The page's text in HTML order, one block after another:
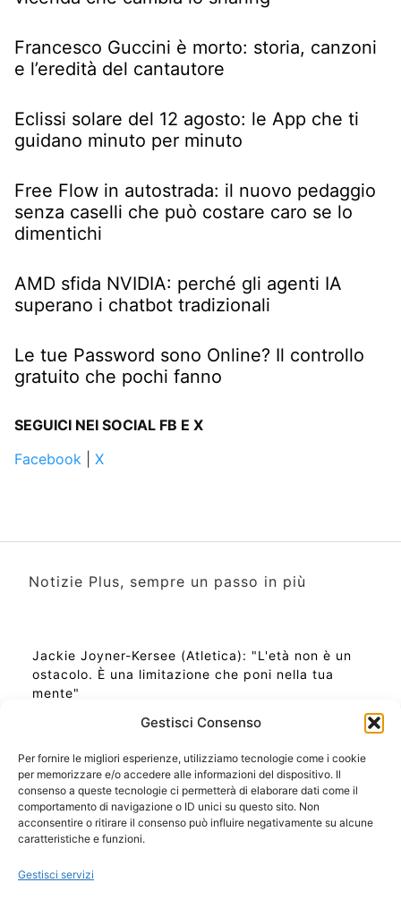
Gestisci Consenso
Per fornire le migliori esperienze, utilizziamo tecnologie come i cookie
per memorizzare e/o accedere alle informazioni del dispositivo. Il
consenso a queste tecnologie ci permetterà di elaborare dati come il
comportamento di navigazione o ID unici su questo sito. Non
acconsentire o ritirare il consenso può influire negativamente su alcune
caratteristiche e funzioni.
Gestisci servizi
Francesco Guccini è morto: storia, canzoni
e l’eredità del cantautore
Eclissi solare del 12 agosto: le App che ti
guidano minuto per minuto
Free Flow in autostrada: il nuovo pedaggio
senza caselli che può costare caro se lo
dimentichi
AMD sfida NVIDIA: perché gli agenti IA
superano i chatbot tradizionali
Le tue Password sono Online? Il controllo
gratuito che pochi fanno
SEGUICI NEI SOCIAL FB E X
Facebook
X
Notizie Plus, sempre un passo in più
Jackie Joyner-Kersee (Atletica): "L'età non è un
ostacolo. È una limitazione che poni nella tua
mente"
Ora Esatta in Italia in questo momento
Ti Senti Strano Ultimamente? Potrebbe Essere per
la Risonanza di Schumann
Come Sapere Se Stai Ascendendo alla Quinta